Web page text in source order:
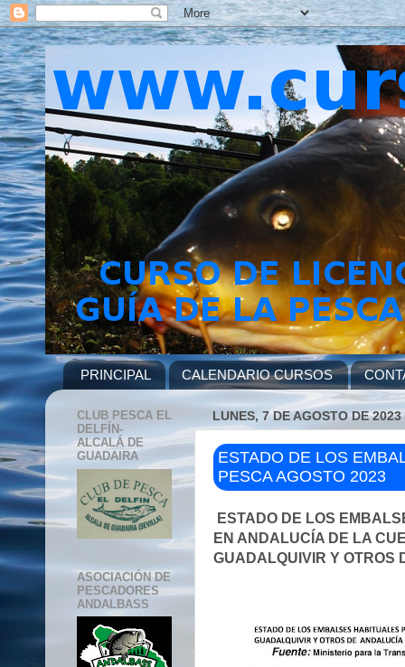
PRINCIPAL CALENDARIO CURSOS
LUNES, 7 DE AGOSTO DE 2023
ESTADO DE LOS
PESCA AGOSTO 2023
ESTADO DE LOS
EN ANDALUCÍA DE LA
GUADALQUIVIR Y OTROS
CLUB PESCA EL
DELFÍN-
ALCALÁ DE
GUADAIRA
ASOCIACIÓN DE
PESCADORES
ANDALBASS